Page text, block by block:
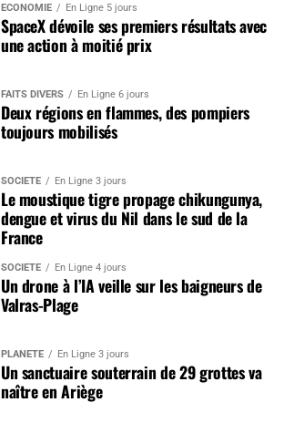
ÉCONOMIE En Ligne 5 jours
SpaceX dévoile ses premiers résultats avec
une action à moitié prix
FAITS DIVERS En Ligne 6 jours
Deux régions en flammes, des pompiers
toujours mobilisés
SOCIÉTÉ En Ligne 3 jours
Le moustique tigre propage chikungunya,
dengue et virus du Nil dans le sud de la
France
SOCIÉTÉ En Ligne 4 jours
Un drone à l’IA veille sur les baigneurs de
Valras-Plage
PLANÈTE En Ligne 3 jours
Un sanctuaire souterrain de 29 grottes va
naître en Ariège